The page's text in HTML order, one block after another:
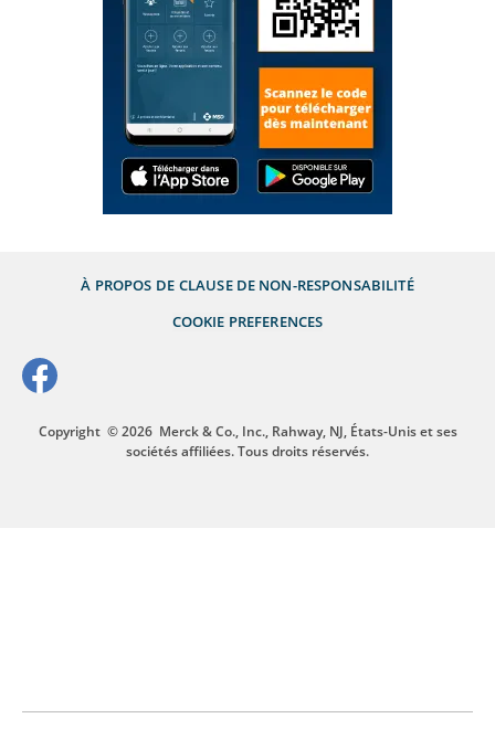
À PROPOS DE CLAUSE DE NON-RESPONSABILITÉ
COOKIE PREFERENCES
Copyright © 2026 Merck & Co., Inc., Rahway, NJ, États-Unis et ses
sociétés affiliées. Tous droits réservés.